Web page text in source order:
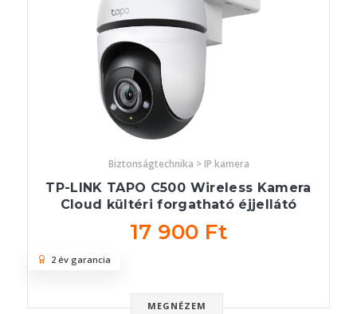
Biztonságtechnika > IP kamera
TP-LINK TAPO C500 Wireless Kamera
Cloud kültéri forgatható éjjellátó
17 900 Ft
MEGNÉZEM
2 év garancia